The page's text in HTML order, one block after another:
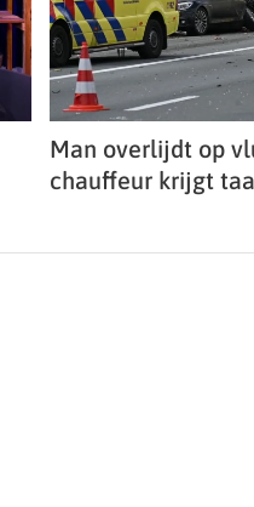
Man overlijdt op
chauffeur krijgt